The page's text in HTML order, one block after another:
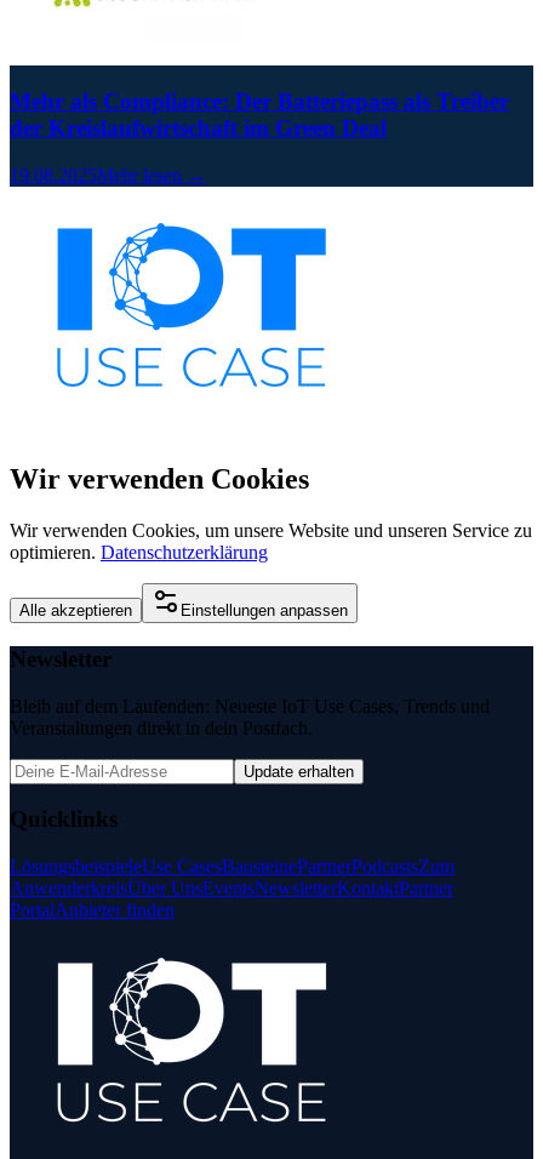
Mehr als Compliance: Der Batteriepass als Treiber
der Kreislaufwirtschaft im Green Deal
19.08.2025Mehr lesen →
Wir verwenden Cookies
Wir verwenden Cookies, um unsere Website und unseren Service zu
optimieren. Datenschutzerklärung
Alle akzeptieren Einstellungen anpassen
Newsletter
Bleib auf dem Laufenden: Neueste IoT Use Cases, Trends und
Veranstaltungen direkt in dein Postfach.
Update erhalten
Quicklinks
LösungsbeispieleUse CasesBausteinePartnerPodcastsZum
AnwenderkreisÜber UnsEventsNewsletterKontaktPartner
PortalAnbieter finden